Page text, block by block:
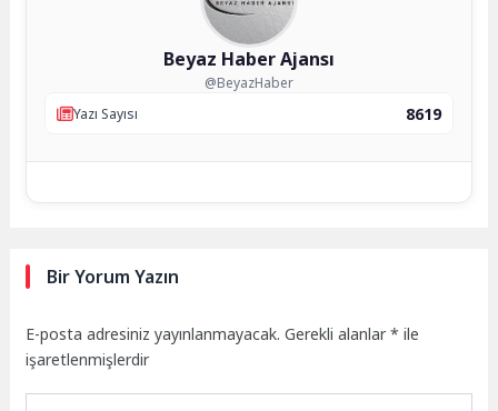
Beyaz Haber Ajansı
@BeyazHaber
Yazı Sayısı
8619
Bir Yorum Yazın
E-posta adresiniz yayınlanmayacak. Gerekli alanlar* ile
işaretlenmişlerdir